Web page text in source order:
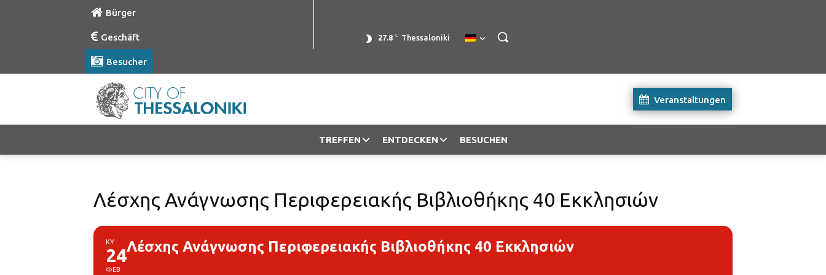
Bürger
Geschäft
Besucher
27.8 C Thessaloniki
Veranstaltungen
TREFFEN ENTDECKEN BESUCHEN
Λέσχης Ανάγνωσης Περιφερειακής Βιβλιοθήκης 40 Εκκλησιών
ΚΥ
24
ΦΕΒ
Λέσχης Ανάγνωσης Περιφερειακής Βιβλιοθήκης 40 Εκκλησιών